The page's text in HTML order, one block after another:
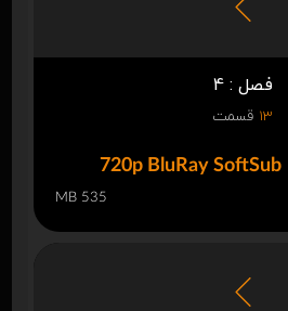
فصل : 4
13 قسمت
720p BluRay SoftSub
535 MB